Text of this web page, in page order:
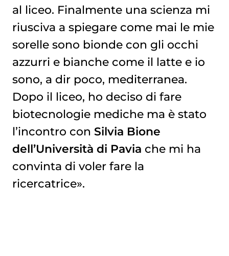
al liceo. Finalmente una scienza mi
riusciva a spiegare come mai le mie
sorelle sono bionde con gli occhi
azzurri e bianche come il latte e io
sono, a dir poco, mediterranea.
Dopo il liceo, ho deciso di fare
biotecnologie mediche ma è stato
l’incontro con Silvia Bione
dell’Università di Pavia che mi ha
convinta di voler fare la
ricercatrice».